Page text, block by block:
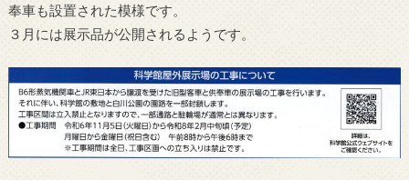
奉車も設置された模様です。
３月には展示品が公開されるようです。